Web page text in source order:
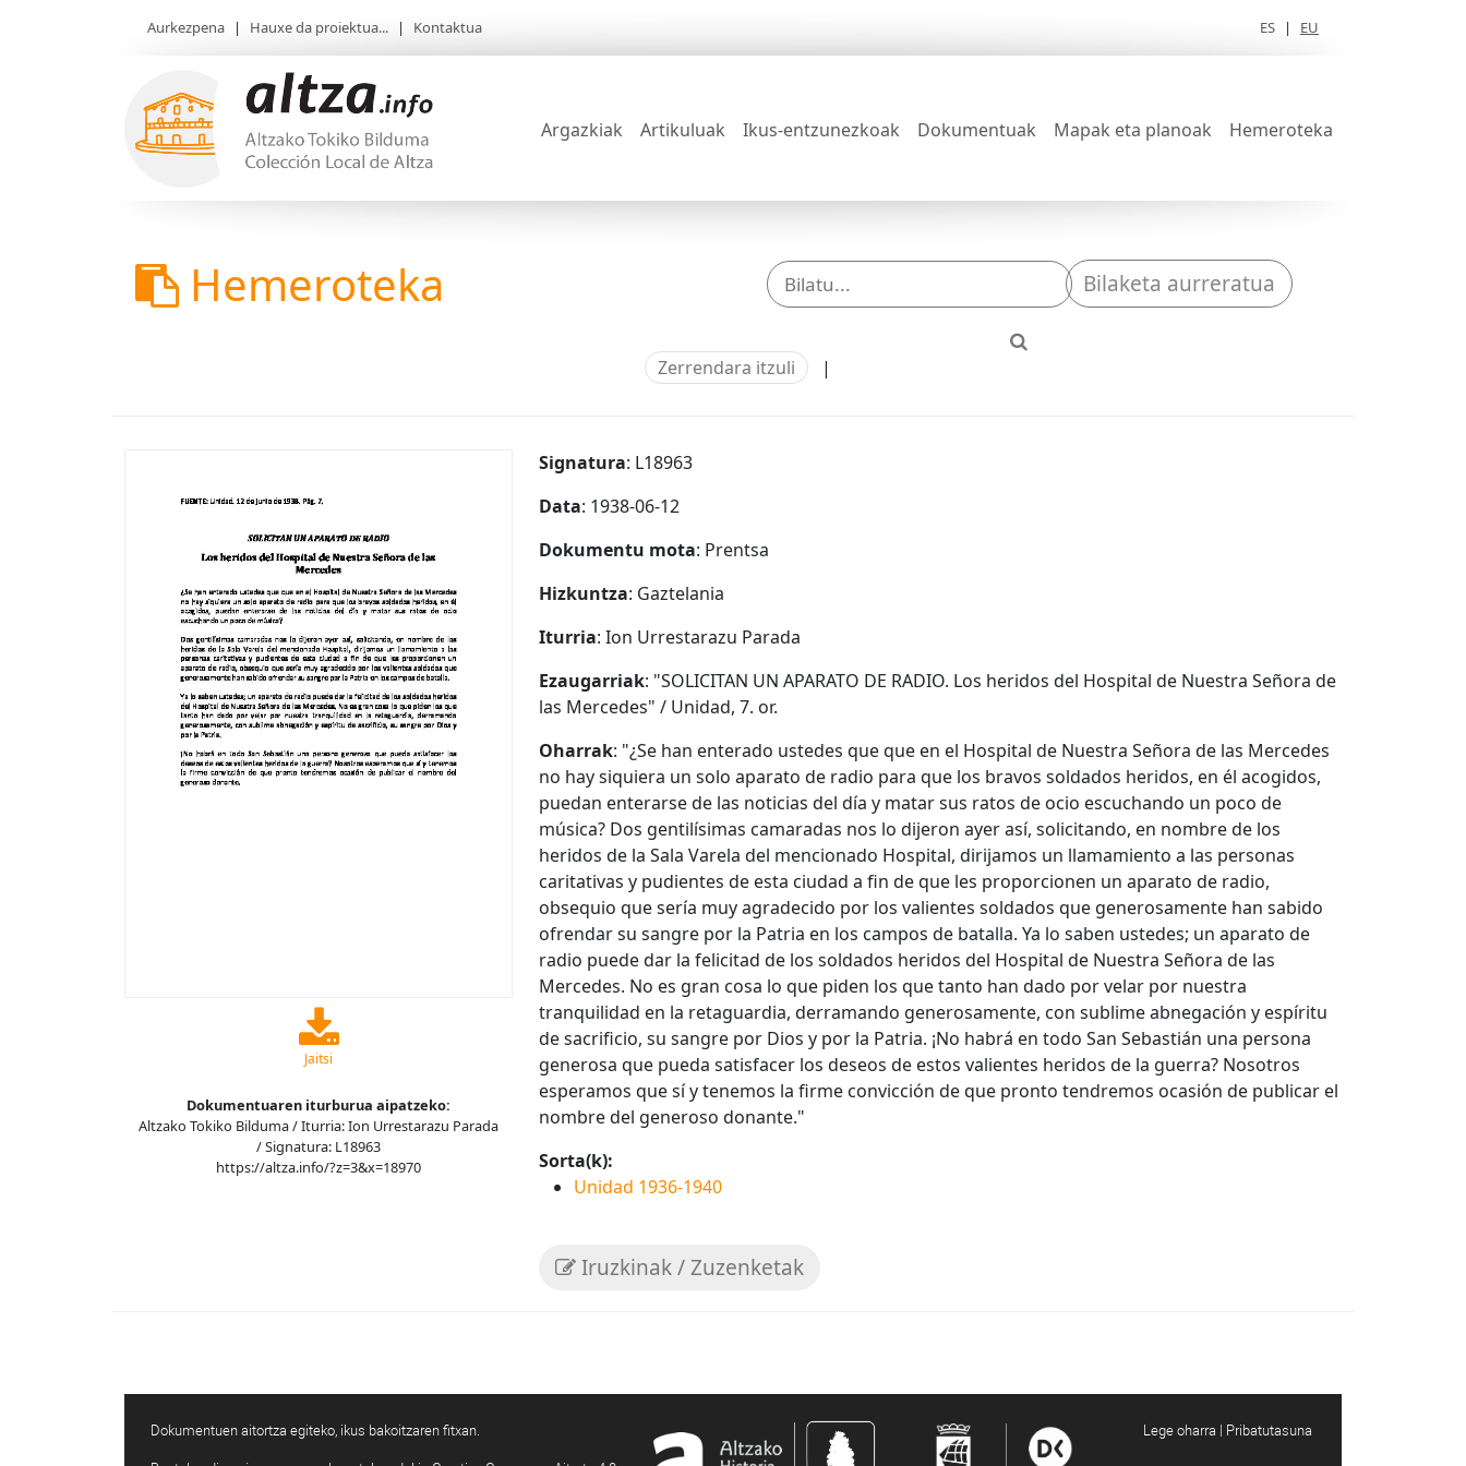
Aurkezpena | Hauxe da proiektua... | Kontaktua ES | EU
Argazkiak Artikuluak Ikus-entzunezkoak Dokumentuak Mapak eta planoak Hemeroteka
Hemeroteka Bilaketa aurreratua
Zerrendara itzuli |
Jaitsi
Dokumentuaren iturburua aipatzeko:
Altzako Tokiko Bilduma / Iturria: Ion Urrestarazu Parada
/ Signatura: L18963
https://altza.info/?z=3&x=18970
Signatura: L18963
Data: 1938-06-12
Dokumentu mota: Prentsa
Hizkuntza: Gaztelania
Iturria: Ion Urrestarazu Parada
Ezaugarriak: "SOLICITAN UN APARATO DE RADIO. Los heridos del Hospital de Nuestra Señora de
las Mercedes" / Unidad, 7. or.
Oharrak: "¿Se han enterado ustedes que que en el Hospital de Nuestra Señora de las Mercedes
no hay siquiera un solo aparato de radio para que los bravos soldados heridos, en él acogidos,
puedan enterarse de las noticias del día y matar sus ratos de ocio escuchando un poco de
música? Dos gentilísimas camaradas nos lo dijeron ayer así, solicitando, en nombre de los
heridos de la Sala Varela del mencionado Hospital, dirijamos un llamamiento a las personas
caritativas y pudientes de esta ciudad a fin de que les proporcionen un aparato de radio,
obsequio que sería muy agradecido por los valientes soldados que generosamente han sabido
ofrendar su sangre por la Patria en los campos de batalla. Ya lo saben ustedes; un aparato de
radio puede dar la felicitad de los soldados heridos del Hospital de Nuestra Señora de las
Mercedes. No es gran cosa lo que piden los que tanto han dado por velar por nuestra
tranquilidad en la retaguardia, derramando generosamente, con sublime abnegación y espíritu
de sacrificio, su sangre por Dios y por la Patria. ¡No habrá en todo San Sebastián una persona
generosa que pueda satisfacer los deseos de estos valientes heridos de la guerra? Nosotros
esperamos que sí y tenemos la firme convicción de que pronto tendremos ocasión de publicar el
nombre del generoso donante."
Sorta(k):
Unidad 1936-1940
Iruzkinak / Zuzenketak
Dokumentuen aitortza egiteko, ikus bakoitzaren fitxan.
Lege oharra | Pribatutasuna